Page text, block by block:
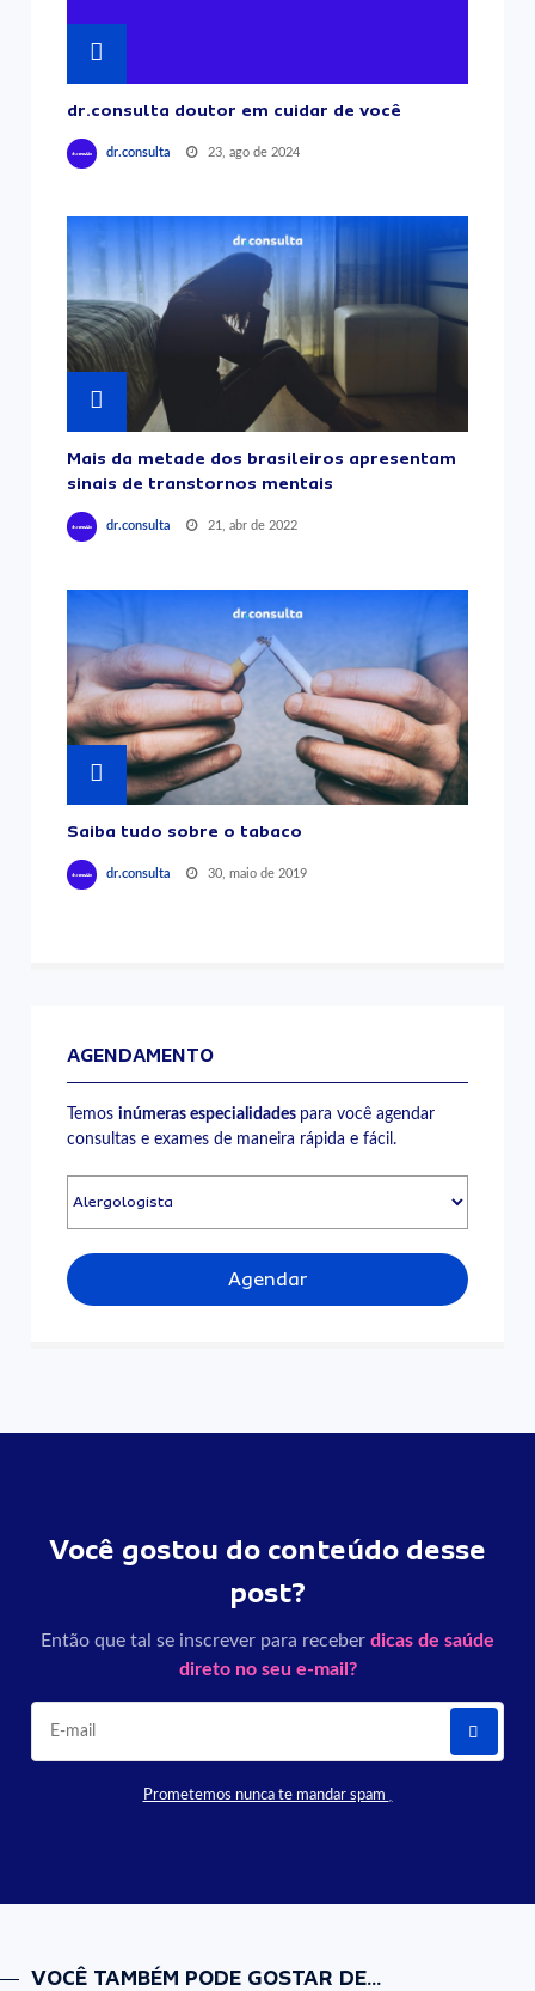
dr.consulta doutor em cuidar de você
dr.consulta 23, ago de 2024
Mais da metade dos brasileiros apresentam
sinais de transtornos mentais
dr.consulta 21, abr de 2022
Saiba tudo sobre o tabaco
dr.consulta 30, maio de 2019
AGENDAMENTO
Temosinúmeras especialidades para você agendar
consultas e exames de maneira rápida e fácil.
Agendar
Você gostou do conteúdo desse
post?
Então que tal se inscrever para receber dicas de saúde
direto no seu e-mail?
Prometemos nunca te mandar spam
VOCÊ TAMBÉM PODE GOSTAR DE...